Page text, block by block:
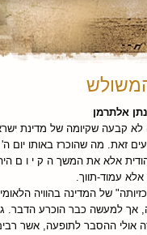
אלתרמן
קבעה שקיומה של מדינת
זאת. מה שהוכרז באותו
אלא את המשך ה ק י ו ם
עמוד-תווך.
של המדינה בהוויה
אך למעשה כבר הוכרע הדבר.
אולי ההסבר לתופעה, אשר